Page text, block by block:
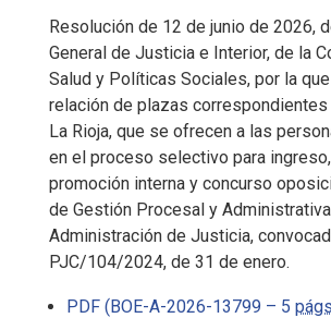
Resolución de 12 de junio de 2026,
General de Justicia e Interior, de la
Salud y Políticas Sociales, por la
relación de plazas
La Rioja, que se ofrecen a las
en el proceso selectivo para
promoción interna y concurso
de Gestión Procesal y
Administración de Justicia,
PJC/104/2024, de 31 de enero.
PDF (BOE-A-2026-13799 – 5